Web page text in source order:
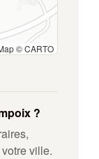
© CARTO
?
ville.